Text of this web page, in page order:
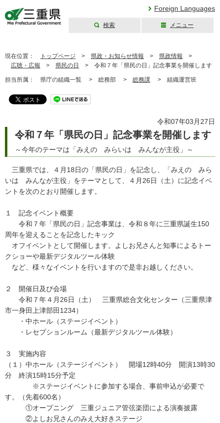
Foreign Languages
検索 メニュー
現在位置： トップページ > 県政・お知らせ情報 > 県政情報 >
広聴・広報 > 県民の日 > 令和７年「県民の日」記念事業を開催します
担当所属： 県庁の組織一覧 > 総務部 > 総務課 > 組織運営班
令和07年03月27日
令和７年「県民の日」記念事業を開催します
～今年のテーマは「みえの みらいは みんなが主役」～
三重県では、４月18日の「県民の日」を記念し、「みえの みら
いは みんなが主役」をテーマとして、４月26日（土）に記念イベ
ントを次のとおり開催します。
１ 記念イベント概要
令和７年「県民の日」記念事業は、令和８年に三重県誕生150
周年を迎えることを記念したキック
オフイベントとして開催します。よしお兄さんと知事によるトー
クショーや最新デジタルツール体験
など、様々なイベントを行いますので是非お越しください。
２ 開催日及び会場
令和７年４月26日（土） 三重県総合文化センター（三重県津
市一身田上津部田1234）
・中ホール（ステージイベント）
・レセプションルーム（最新デジタルツール体験）
３ 実施内容
（１）中ホール（ステージイベント） 開場12時40分 開演13時30
分 終演15時15分予定
※ステージイベントに参加する場合、事前申込が必要で
す。（先着600名）
①オープニング 三重ジュニア管弦楽団による演奏披露
②よしお兄さんのみえ大好きステージ